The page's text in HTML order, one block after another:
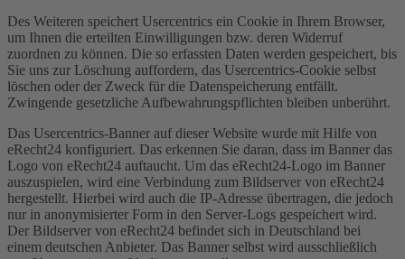
Des Weiteren speichert Usercentrics ein Cookie in Ihrem Browser,
um Ihnen die erteilten Einwilligungen bzw. deren Widerruf
zuordnen zu können. Die so erfassten Daten werden gespeichert, bis
Sie uns zur Löschung auffordern, das Usercentrics-Cookie selbst
löschen oder der Zweck für die Datenspeicherung entfällt.
Zwingende gesetzliche Aufbewahrungspflichten bleiben unberührt.
Das Usercentrics-Banner auf dieser Website wurde mit Hilfe von
eRecht24 konfiguriert. Das erkennen Sie daran, dass im Banner das
Logo von eRecht24 auftaucht. Um das eRecht24-Logo im Banner
auszuspielen, wird eine Verbindung zum Bildserver von eRecht24
hergestellt. Hierbei wird auch die IP-Adresse übertragen, die jedoch
nur in anonymisierter Form in den Server-Logs gespeichert wird.
Der Bildserver von eRecht24 befindet sich in Deutschland bei
einem deutschen Anbieter. Das Banner selbst wird ausschließlich